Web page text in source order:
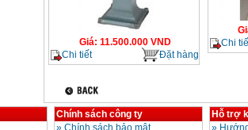
Giá: 11.500.000VND
Chi tiết
Đặt hàng
Chi
Chính sách công ty
» Chính sách bảo mật
Hỗ trợ
»